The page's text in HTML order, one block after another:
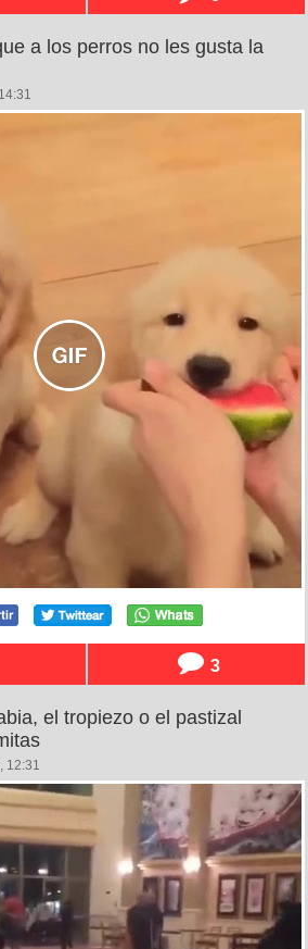
a los perros no les gusta la
3
el tropiezo o el pastizal
12:31